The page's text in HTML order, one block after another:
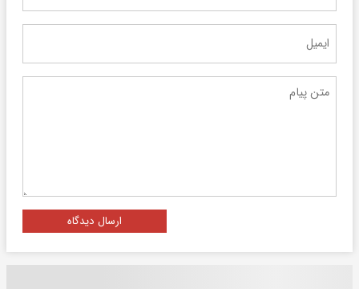
ارسال دیدگاه